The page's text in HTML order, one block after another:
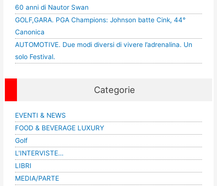
60 anni di Nautor Swan
GOLF,GARA. PGA Champions: Johnson batte Cink, 44°
Canonica
AUTOMOTIVE. Due modi diversi di vivere l’adrenalina. Un
solo Festival.
Categorie
EVENTI & NEWS
FOOD & BEVERAGE LUXURY
Golf
L'INTERVISTE…
LIBRI
MEDIA/PARTE